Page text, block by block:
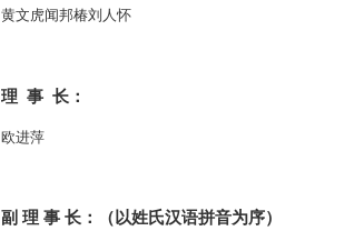
黄文虎闻邦椿刘人怀
理 事 长：
欧进萍
副 理 事 长：（以姓氏汉语拼音为序）